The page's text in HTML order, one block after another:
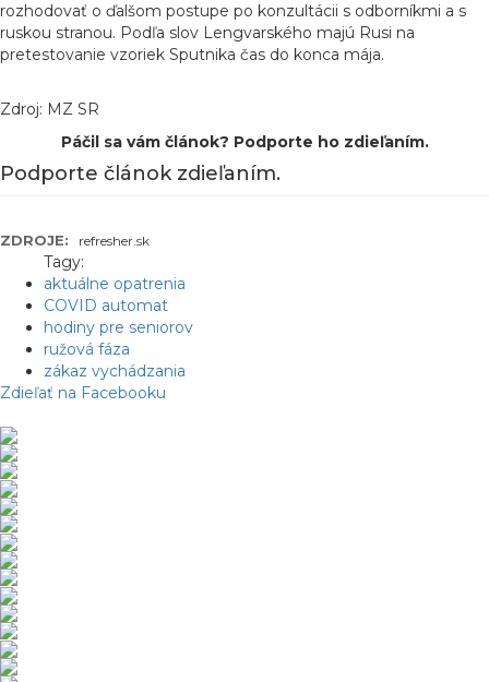
rozhodovať o ďalšom postupe po konzultácii s odborníkmi a s
ruskou stranou. Podľa slov Lengvarského majú Rusi na
pretestovanie vzoriek Sputnika čas do konca mája.
Zdroj: MZ SR
Páčil sa vám článok? Podporte ho zdieľaním.
Podporte článok zdieľaním.
ZDROJE: refresher.sk
Tagy:
aktuálne opatrenia
COVID automat
hodiny pre seniorov
ružová fáza
zákaz vychádzania
Zdieľať na Facebooku